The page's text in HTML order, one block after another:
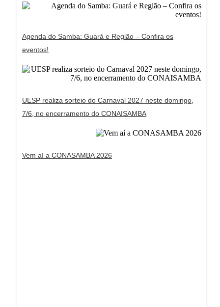
Agenda do Samba: Guará e Região – Confira os
eventos!
UESP realiza sorteio do Carnaval 2027 neste domingo,
7/6, no encerramento do CONAISAMBA
Vem aí a CONASAMBA 2026